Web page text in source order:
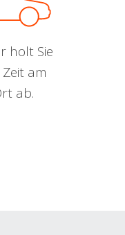
holt Sie
am
ab.